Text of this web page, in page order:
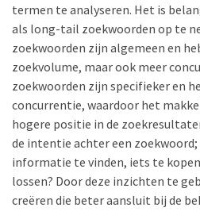
Entdecke
die
Magie
des
Anti
Schweiß
Shirt
für
jeden
Tag
termen te analyseren. Het is
als long-tail zoekwoorden op te
zoekwoorden zijn algemeen en
zoekvolume, maar ook meer
zoekwoorden zijn specifieker en
concurrentie, waardoor het
hogere positie in de
de intentie achter een
informatie te vinden, iets te
lossen? Door deze inzichten te
creëren die beter aansluit bij de